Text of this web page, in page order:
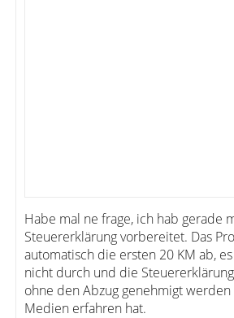
Habe mal ne frage, ich hab gerade
Steuererklärung vorbereitet. Das
automatisch die ersten 20 KM ab,
nicht durch und die
ohne den Abzug genehmigt
Medien erfahren hat.